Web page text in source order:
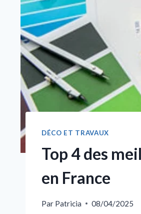
DÉCO ET TRAVAUX
Top 4 des
en France
Par Patricia 08/04/2025